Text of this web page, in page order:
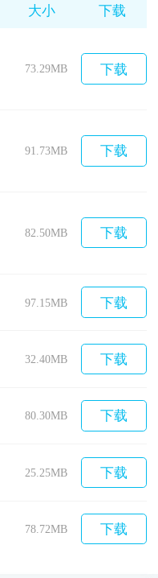
大小 下载
73.29MB 下载
91.73MB 下载
82.50MB 下载
97.15MB 下载
32.40MB 下载
80.30MB 下载
25.25MB 下载
78.72MB 下载